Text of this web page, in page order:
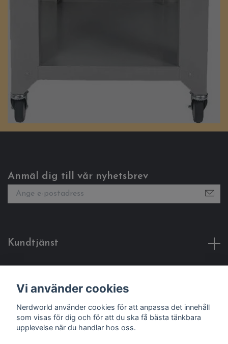
Anmäl dig till vår nyhetsbrev
Kundtjänst
Sociala medier
Vi använder cookies
Nerdworld använder cookies för att anpassa det innehåll
som visas för dig och för att du ska få bästa tänkbara
upplevelse när du handlar hos oss.